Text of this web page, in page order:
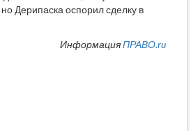
Дерипаска оспорил сделку в
ИнформацияПРАВО.ru